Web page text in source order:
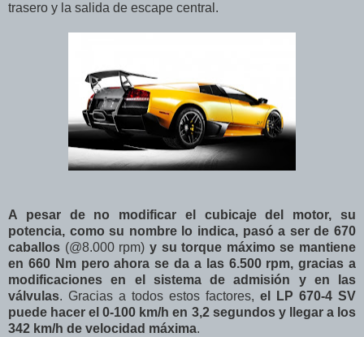
trasero y la salida de escape central.
A pesar de no modificar el cubicaje del motor, su
potencia, como su nombre lo indica, pasó a ser de 670
caballos (@8.000 rpm) y su torque máximo se mantiene
en 660 Nm pero ahora se da a las 6.500 rpm, gracias a
modificaciones en el sistema de admisión y en las
válvulas. Gracias a todos estos factores, el LP 670-4 SV
puede hacer el 0-100 km/h en 3,2 segundos y llegar a los
342 km/h de velocidad máxima.